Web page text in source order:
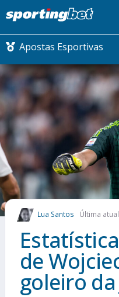
Apostas Esportivas
CONMEBOL
FUTEBOL
FUTEBOL
COMO
MAIS ESPORTES
Lua Santos Última
de
goleiro